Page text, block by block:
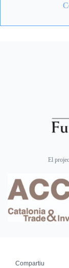
El
Compartiu